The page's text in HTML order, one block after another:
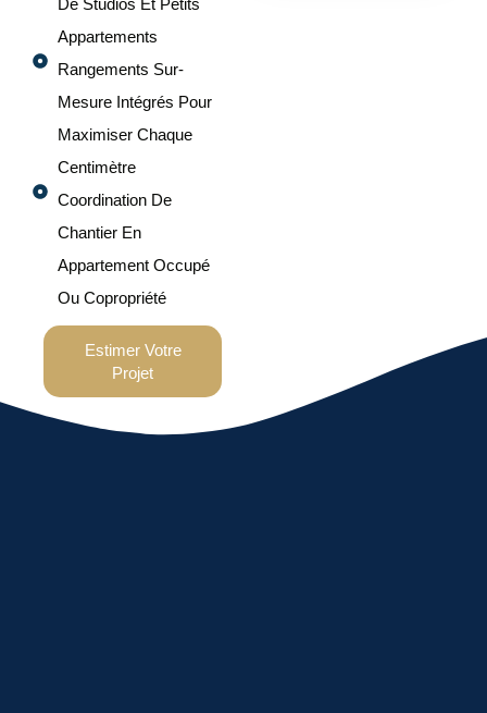
De Studios Et Petits
Appartements
Rangements Sur-
Mesure Intégrés Pour
Maximiser Chaque
Centimètre
Coordination De
Chantier En
Appartement Occupé
Ou Copropriété
Estimer Votre
Projet